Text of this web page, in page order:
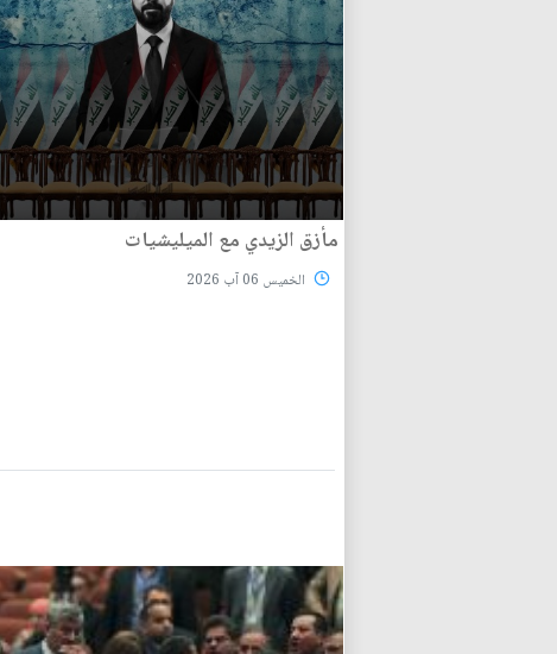
مأزق الزيدي مع الميليشيات
الخميس 06 آب 2026